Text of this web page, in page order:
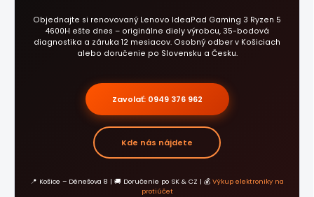
Objednajte si renovovaný Lenovo IdeaPad Gaming 3 Ryzen 5
4600H ešte dnes – originálne diely výrobcu, 35-bodová
diagnostika a záruka 12 mesiacov. Osobný odber v Košiciach
alebo doručenie po Slovensku a Česku.
Zavolať: 0949 376 962
Kde nás nájdete
📍 Košice – Dénešova 8 | 🚚 Doručenie po SK & CZ | 💰 Výkup elektroniky na
protiúčet